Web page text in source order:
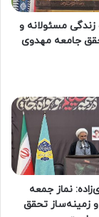
زندگی مسئولانه و
جامعه مهدوی
نماز جمعه
زمینه‌ساز تحقق